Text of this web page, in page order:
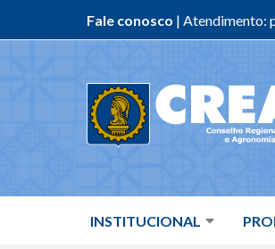
Fale conosco | Atendimento:
INSTITUCIONAL